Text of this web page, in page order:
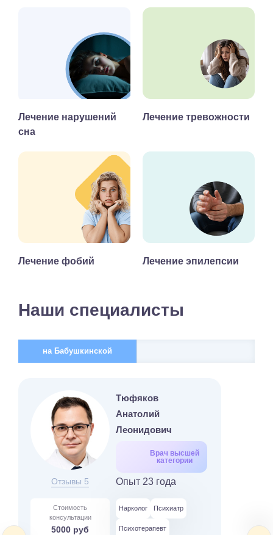
Лечение нарушений
сна
Лечение тревожности
Лечение фобий Лечение эпилепсии
Наши специалисты
на Бабушкинской
Отзывы 5
Тюфяков
Анатолий
Леонидович
Врач высшей
категории
Опыт 23 года
Стоимость
консультации
5000 руб
Нарколог Психиатр
Психотерапевт